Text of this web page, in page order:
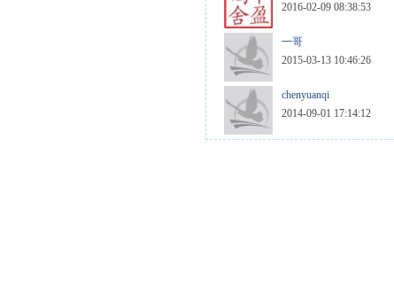
2016-02-09 08:38:53
一哥
2015-03-13 10:46:26
chenyuanqi
2014-09-01 17:14:12